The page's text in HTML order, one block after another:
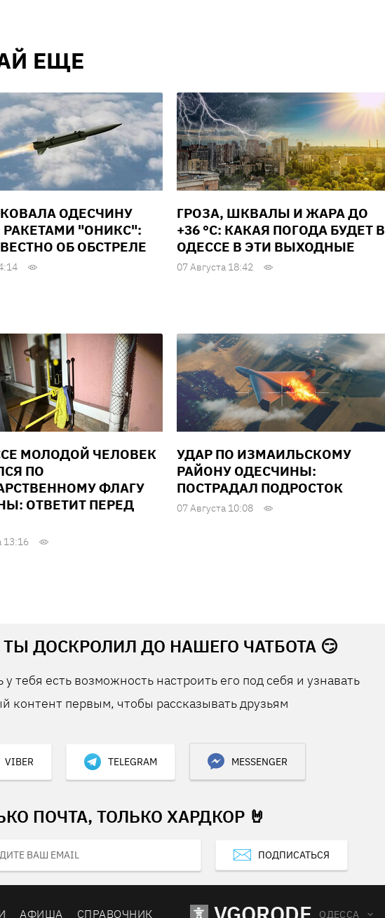
ЕЩЕ
ОДЕСЧИНУ
"ОНИКС":
ОБ ОБСТРЕЛЕ
ГРОЗА, ШКВАЛЫ И ЖАРА ДО
+36 °С: КАКАЯ ПОГОДА БУДЕТ В
ОДЕССЕ В ЭТИ ВЫХОДНЫЕ
07 Августа 18:42
МОЛОДОЙ ЧЕЛОВЕК
ПО
ФЛАГУ
ОТВЕТИТ ПЕРЕД
13:16
УДАР ПО ИЗМАИЛЬСКОМУ
РАЙОНУ ОДЕСЧИНЫ:
ПОСТРАДАЛ ПОДРОСТОК
07 Августа 10:08
ТЫ ДОСКРОЛИЛ ДО НАШЕГО ЧАТБОТА 😏
у тебя есть возможность настроить его под себя и узнавать
контент первым, чтобы рассказывать друзьям
VIBER TELEGRAM MESSENGER
ПОЧТА, ТОЛЬКО ХАРДКОР 🤘
ПОДПИСАТЬСЯ
АФИША СПРАВОЧНИК ОДЕССА